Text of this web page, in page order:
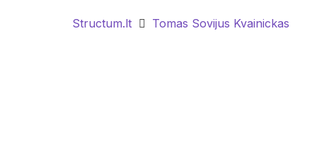
Structum.lt Tomas Sovijus Kvainickas